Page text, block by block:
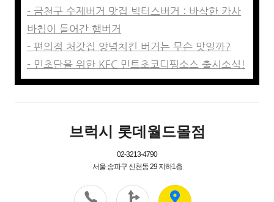
- 금천구 수제버거 맛집 빅터스버거 : 바삭한 카사
바칩이 들어간 햄버거
- 편의점 처갓집 양념치킨 버거는 무슨 맛일까?
- 민초단을 위한 KFC 민트초코디핑소스 출시소식!